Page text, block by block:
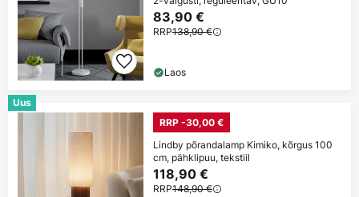
83,90 €
RRP138,90 €
Laos
Uus
RRP -30,00 €
Lindby põrandalamp Kimiko, kõrgus 100
cm, pähklipuu, tekstiil
118,90 €
RRP148,90 €